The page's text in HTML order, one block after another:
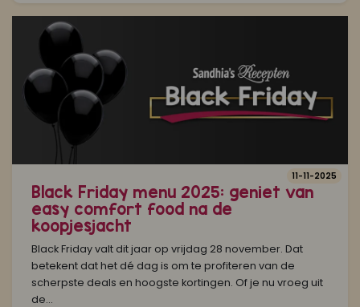
Black Friday menu 2025: geniet van
easy comfort food na de
koopjesjacht
Black Friday valt dit jaar op vrijdag 28 november. Dat
betekent dat het dé dag is om te profiteren van de
scherpste deals en hoogste kortingen. Of je nu vroeg uit
de...
11-11-2025